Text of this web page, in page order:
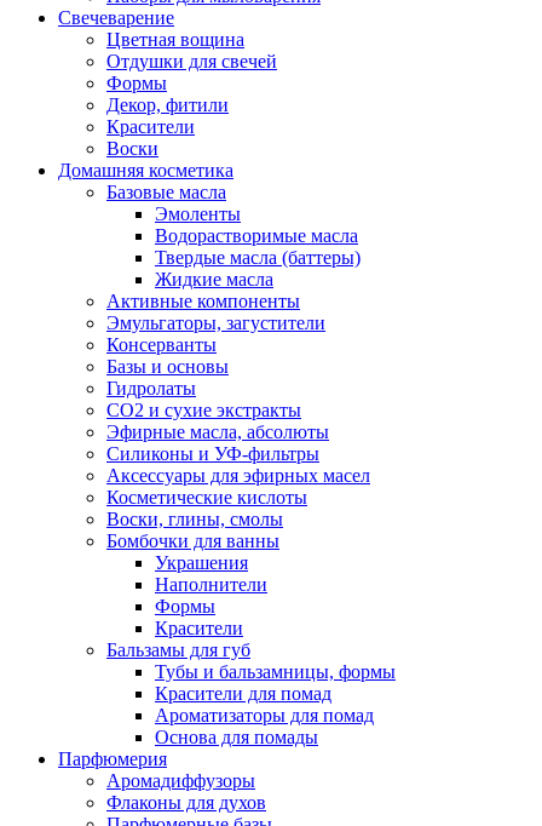
Свечеварение
Цветная вощина
Отдушки для свечей
Формы
Декор, фитили
Красители
Воски
Домашняя косметика
Базовые масла
Эмоленты
Водорастворимые масла
Твердые масла (баттеры)
Жидкие масла
Активные компоненты
Эмульгаторы, загустители
Консерванты
Базы и основы
Гидролаты
СО2 и сухие экстракты
Эфирные масла, абсолюты
Силиконы и УФ-фильтры
Аксессуары для эфирных масел
Косметические кислоты
Воски, глины, смолы
Бомбочки для ванны
Украшения
Наполнители
Формы
Красители
Бальзамы для губ
Тубы и бальзамницы, формы
Красители для помад
Ароматизаторы для помад
Основа для помады
Парфюмерия
Аромадиффузоры
Флаконы для духов